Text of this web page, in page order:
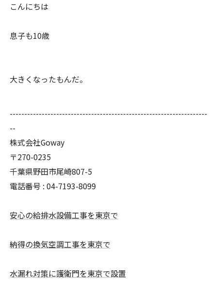
こんにちは
息子も10歳
大きくなったもんだ。
--------------------------------------------------------------------
--
株式会社Goway
〒270-0235
千葉県野田市尾崎807-5
電話番号 : 04-7193-8099
安心の給排水設備工事を東京で
納得の換気空調工事を東京で
水漏れ対策に護衛門を東京で設置